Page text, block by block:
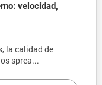
velocidad,
la calidad de
sprea...